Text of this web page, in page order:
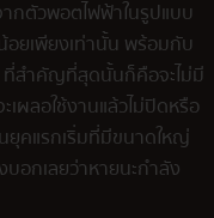
กตัวพอตไฟฟ้าในรูปแบบ
ยเพียงเท่านั้น พร้อมกับ
สำคัญที่สุดนั้นก็คือจะไม่มี
ผลอใช้งานแล้วไม่ปิดหรือ
ยุคแรกเริ่มที่มีขนาดใหญ่
อกเลยว่าหายนะกำลัง